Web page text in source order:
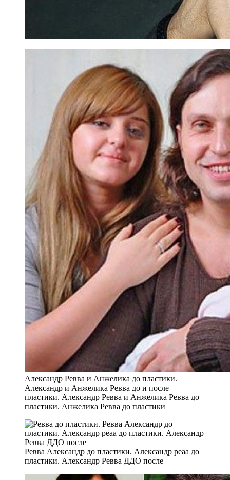
Александр Ревва и Анжелика до пластики.
Александр и Анжелика Ревва до и после
пластики. Александр Ревва и Анжелика Ревва до
пластики. Анжелика Ревва до пластики
Ревва Александр до пластики. Александр реаа до
пластики. Александр Ревва ДДО после